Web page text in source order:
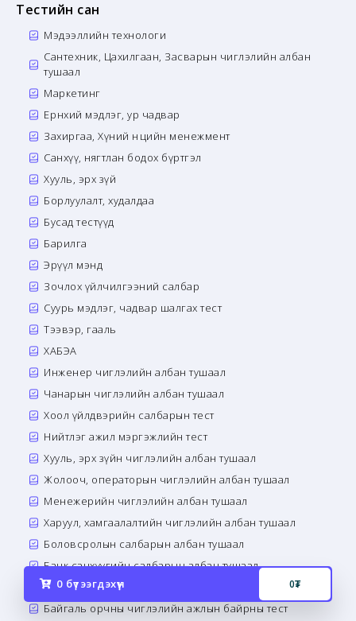
Тестийн сан
Мэдээллийн технологи
Сантехник, Цахилгаан, Засварын чиглэлийн албан
тушаал
Маркетинг
Ерөнхий мэдлэг, ур чадвар
Захиргаа, Хүний нөөцийн менежмент
Санхүү, нягтлан бодох бүртгэл
Хууль, эрх зүй
Борлуулалт, худалдаа
Бусад тестүүд
Барилга
Эрүүл мэнд
Зочлох үйлчилгээний салбар
Суурь мэдлэг, чадвар шалгах тест
Тээвэр, гааль
ХАБЭА
Инженер чиглэлийн албан тушаал
Чанарын чиглэлийн албан тушаал
Хоол үйлдвэрийн салбарын тест
Нийтлэг ажил мэргэжлийн тест
Хууль, эрх зүйн чиглэлийн албан тушаал
Жолооч, операторын чиглэлийн албан тушаал
Менежерийн чиглэлийн албан тушаал
Харуул, хамгаалалтийн чиглэлийн албан тушаал
Боловсролын салбарын албан тушаал
Банк санхүүгийн салбарын албан тушаал
Сэтгэл зүй, сэтгэн бодох чадварын тест
Байгаль орчны чиглэлийн ажлын байрны тест
0 бүтээгдэхүүн 0₮